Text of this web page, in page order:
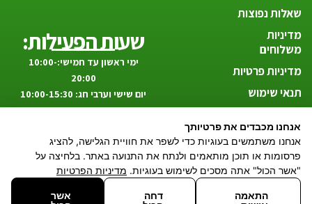
שאלות נפוצות
מדיניות
משלוחים
מדיניות פרטיות
תנאי שימוש
וביטולים
שעות הפעילות:
ימי ראשון עד חמישי:10:00-
20:00
יום שישי וערבי חג: 10:00-15:30
הטבע אצלך בסלון!
08-674-4248
THEAMAZONAS.CO.IL
AMAZONAS.ALL@GMAIL.COM
אנחנו מכבדים את פרטיותך
אנחנו משתמשים בעוגיות כדי לשפר את חוויית הגלישה, להציג
פרסומות או תוכן מותאמים ולנתח את התנועה באתר. בלחיצה על
"אשר הכול" אתה מסכים לשימוש בעוגיות. מדיניות הפרטיות
התאמה
דחה
אשר